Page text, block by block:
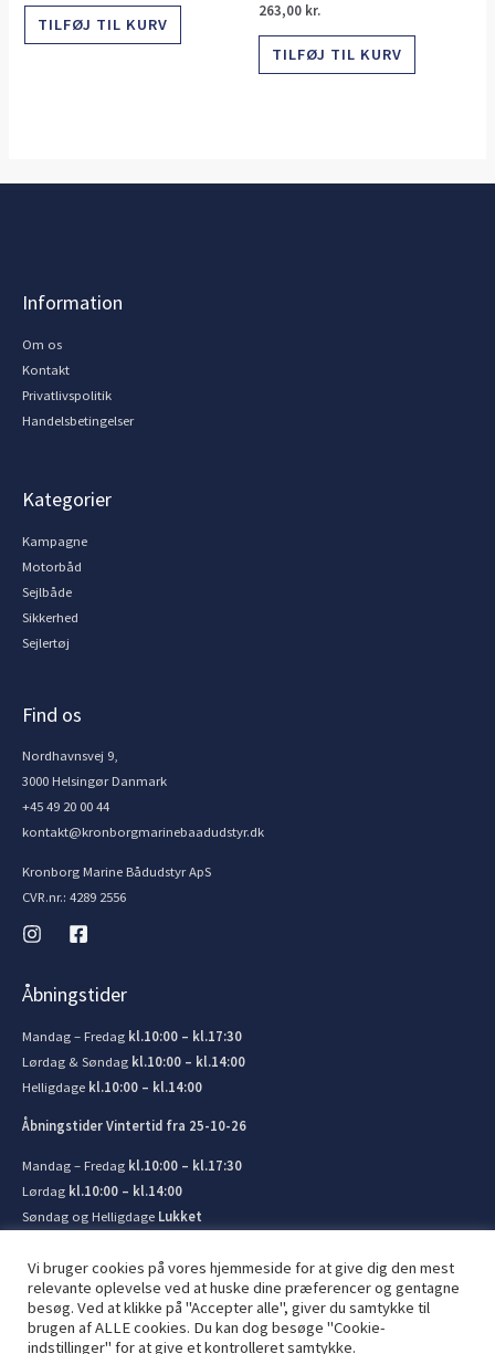
TILFØJ TIL KURV
263,00 kr.
TILFØJ TIL KURV
Information
Om os
Kontakt
Privatlivspolitik
Handelsbetingelser
Kategorier
Kampagne
Motorbåd
Sejlbåde
Sikkerhed
Sejlertøj
Find os
Nordhavnsvej 9,
3000 Helsingør Danmark
+45 49 20 00 44
kontakt@kronborgmarinebaadudstyr.dk
Kronborg Marine Bådudstyr ApS
CVR.nr.: 4289 2556
Åbningstider
Mandag – Fredag kl.10:00 – kl.17:30
Lørdag & Søndag kl.10:00 – kl.14:00
Helligdage kl.10:00 – kl.14:00
Åbningstider Vintertid fra 25-10-26
Mandag – Fredag kl.10:00 – kl.17:30
Lørdag kl.10:00 – kl.14:00
Søndag og Helligdage Lukket
© 2026 Kronborg Marine og Bådudstyr. Lavet af JIT ApS
Vi bruger cookies på vores hjemmeside for at give dig den mest
relevante oplevelse ved at huske dine præferencer og gentagne
besøg. Ved at klikke på "Accepter alle", giver du samtykke til
brugen af ​​ALLE cookies. Du kan dog besøge "Cookie-
indstillinger" for at give et kontrolleret samtykke.